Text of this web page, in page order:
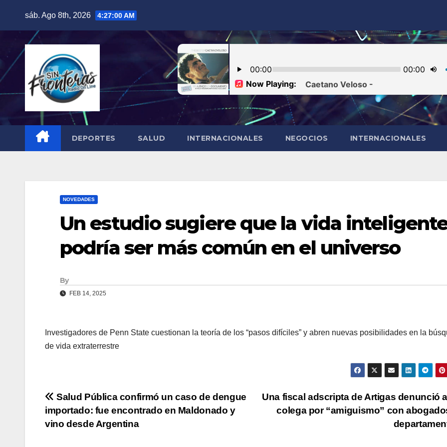
sáb. Ago 8th, 2026 4:27:01 AM
DEPORTES SALUD INTERNACIONALES NEGOCIOS INTERNACIONALES
NOVEDADES
Un estudio sugiere que la vida
podría ser más común en el universo
By
FEB 14, 2025
Investigadores de Penn State cuestionan la teoría de los “pasos difíciles” y abren nuevas posibilidades en la
de vida extraterrestre
Navegación
de
Una fiscal adscripta de Artigas denunció
colega por “amiguismo” con
Salud Pública confirmó un caso de dengue
importado: fue encontrado en Maldonado y
vino desde Argentina